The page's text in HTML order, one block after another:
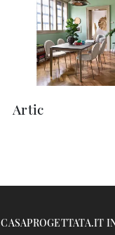
Artic
CASAPROGETTATA.IT